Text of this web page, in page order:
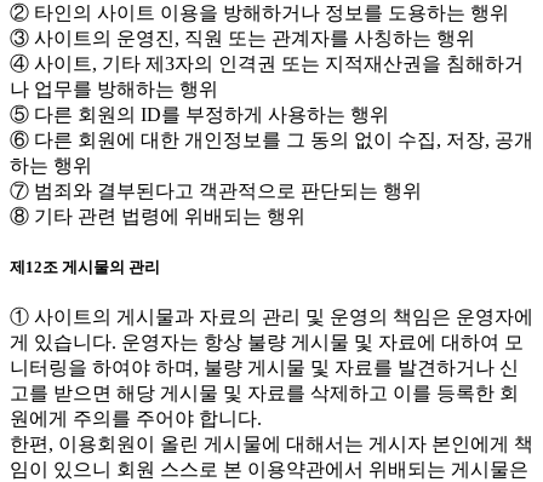
② 타인의 사이트 이용을 방해하거나 정보를 도용하는 행위
③ 사이트의 운영진, 직원 또는 관계자를 사칭하는 행위
④ 사이트, 기타 제3자의 인격권 또는 지적재산권을 침해하거
나 업무를 방해하는 행위
⑤ 다른 회원의 ID를 부정하게 사용하는 행위
⑥ 다른 회원에 대한 개인정보를 그 동의 없이 수집, 저장, 공개
하는 행위
⑦ 범죄와 결부된다고 객관적으로 판단되는 행위
⑧ 기타 관련 법령에 위배되는 행위
제12조 게시물의 관리
① 사이트의 게시물과 자료의 관리 및 운영의 책임은 운영자에
게 있습니다. 운영자는 항상 불량 게시물 및 자료에 대하여 모
니터링을 하여야 하며, 불량 게시물 및 자료를 발견하거나 신
고를 받으면 해당 게시물 및 자료를 삭제하고 이를 등록한 회
원에게 주의를 주어야 합니다.
한편, 이용회원이 올린 게시물에 대해서는 게시자 본인에게 책
임이 있으니 회원 스스로 본 이용약관에서 위배되는 게시물은